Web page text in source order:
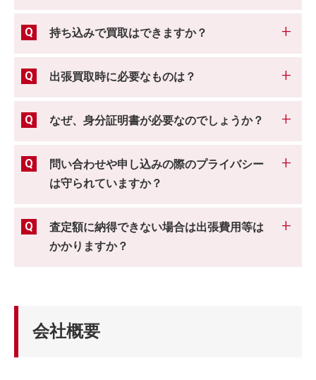
持ち込みで買取はできますか？
出張買取時に必要なものは？
なぜ、身分証明書が必要なのでしょうか？
問い合わせや申し込みの際のプライバシー
は守られていますか？
査定額に納得できない場合は出張費用等は
かかりますか？
会社概要